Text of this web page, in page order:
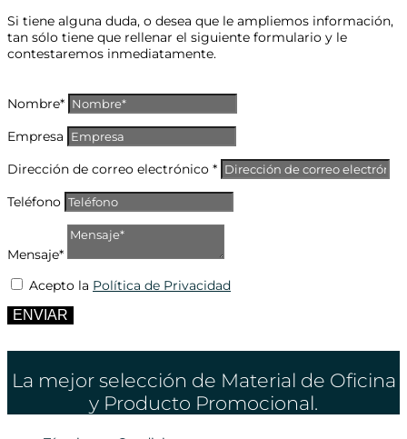
Si tiene alguna duda, o desea que le ampliemos información,
tan sólo tiene que rellenar el siguiente formulario y le
contestaremos inmediatamente.
Nombre*
Empresa
Dirección de correo electrónico *
Teléfono
Mensaje*
Acepto la Política de Privacidad
ENVIAR
La mejor selección de Material de Oficina
y Producto Promocional.